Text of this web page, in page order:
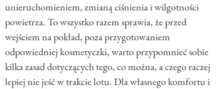
unieruchomieniem, zmianą ciśnienia i wilgotności
powietrza. To wszystko razem sprawia, że przed
wejściem na pokład, poza przygotowaniem
odpowiedniej kosmetyczki, warto przypomnieć sobie
kilka zasad dotyczących tego, co można, a czego raczej
lepiej nie jeść w trakcie lotu. Dla własnego komfortu i